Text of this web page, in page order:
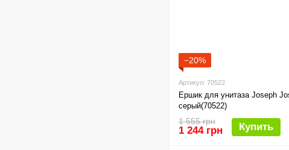
−20%
Артикул: 70522
Ершик для унитаза Joseph
серый(70522)
1 555 грн
1 244 грн Купить